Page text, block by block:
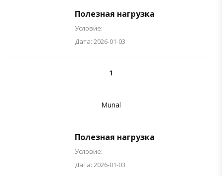
Полезная нагрузка
Условие:
Дата: 2026-01-03
1
Munal
Полезная нагрузка
Условие:
Дата: 2026-01-03